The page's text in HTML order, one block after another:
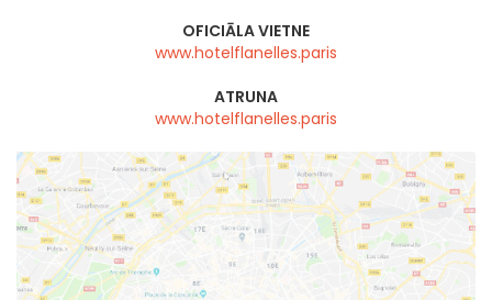
OFICIĀLA VIETNE
www.hotelflanelles.paris
ATRUNA
www.hotelflanelles.paris